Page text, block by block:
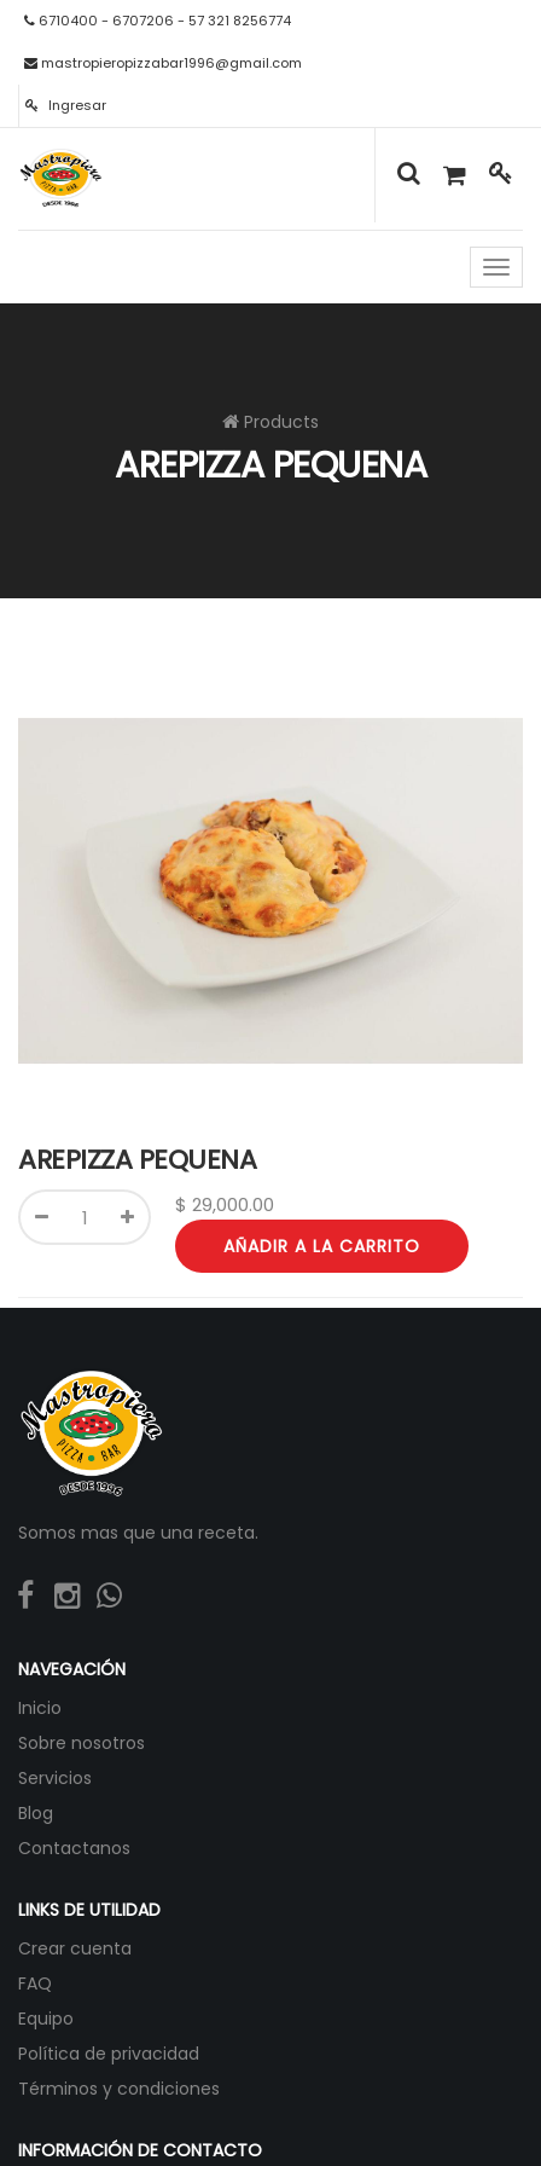
6710400 - 6707206 - 57 321 8256774
mastropieropizzabar1996@gmail.com
Ingresar
de
Products
AREPIZZA PEQUENA
AREPIZZA PEQUENA
$ 29,000.00
AÑADIR A LA CARRITO
Somos mas que una receta.
NAVEGACIÓN
Inicio
Sobre nosotros
Servicios
Blog
Contactanos
LINKS DE UTILIDAD
Crear cuenta
FAQ
Equipo
Política de privacidad
Términos y condiciones
INFORMACIÓN DE CONTACTO